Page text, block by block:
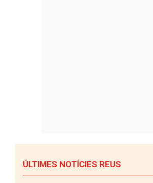
ÚLTIMES NOTÍCIES REUS